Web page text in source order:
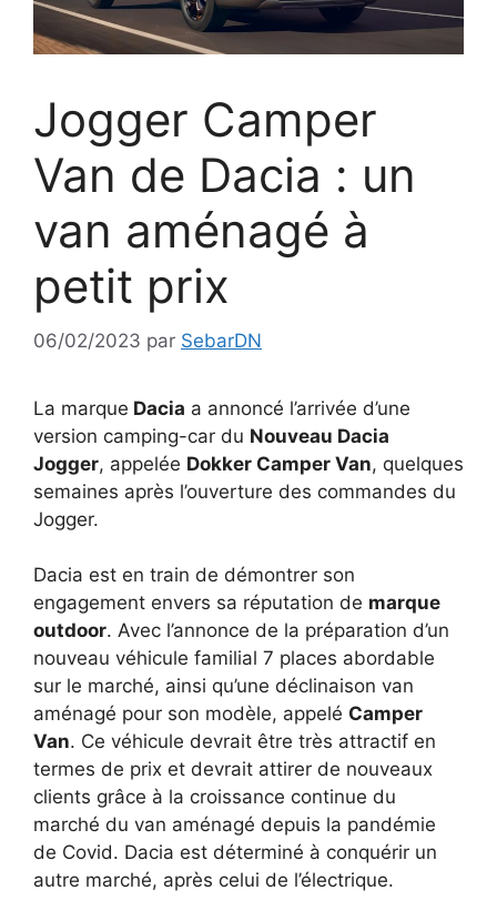
Jogger Camper
Van de Dacia : un
van aménagé à
petit prix
06/02/2023 par SebarDN
La marque Dacia a annoncé l’arrivée d’une
version camping-car du Nouveau Dacia
Jogger, appelée Dokker Camper Van, quelques
semaines après l’ouverture des commandes du
Jogger.
Dacia est en train de démontrer son
engagement envers sa réputation de marque
outdoor. Avec l’annonce de la préparation d’un
nouveau véhicule familial 7 places abordable
sur le marché, ainsi qu’une déclinaison van
aménagé pour son modèle, appelé Camper
Van. Ce véhicule devrait être très attractif en
termes de prix et devrait attirer de nouveaux
clients grâce à la croissance continue du
marché du van aménagé depuis la pandémie
de Covid. Dacia est déterminé à conquérir un
autre marché, après celui de l’électrique.